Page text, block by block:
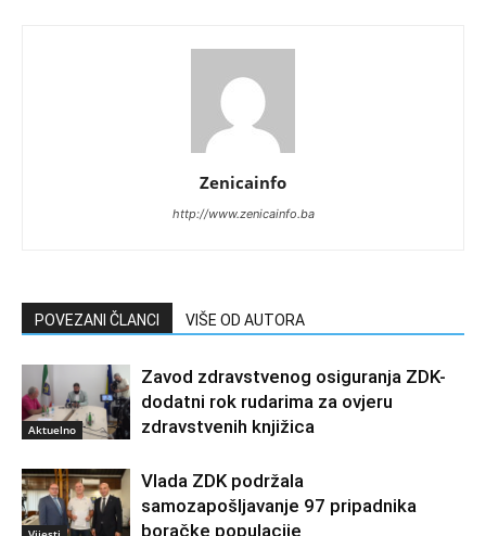
Zenicainfo
http://www.zenicainfo.ba
POVEZANI ČLANCI VIŠE OD AUTORA
Aktuelno
Zavod zdravstvenog osiguranja ZDK-
dodatni rok rudarima za ovjeru
zdravstvenih knjižica
Vlada ZDK podržala
samozapošljavanje 97 pripadnika
boračke populacije